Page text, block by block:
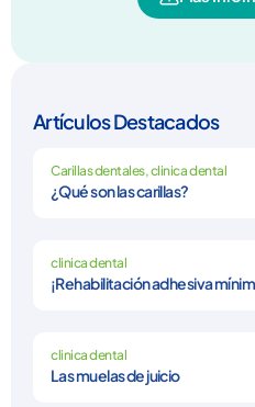
Artículos Destacados
Carillas dentales,clinica dental
¿Qué son las carillas?
clinica dental
¡Rehabilitación adhesiva
clinica dental
Las muelas de juicio